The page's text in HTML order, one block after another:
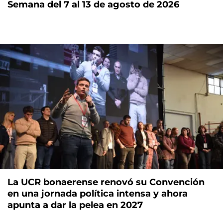
Semana del 7 al 13 de agosto de 2026
La UCR bonaerense renovó su Convención
en una jornada política intensa y ahora
apunta a dar la pelea en 2027